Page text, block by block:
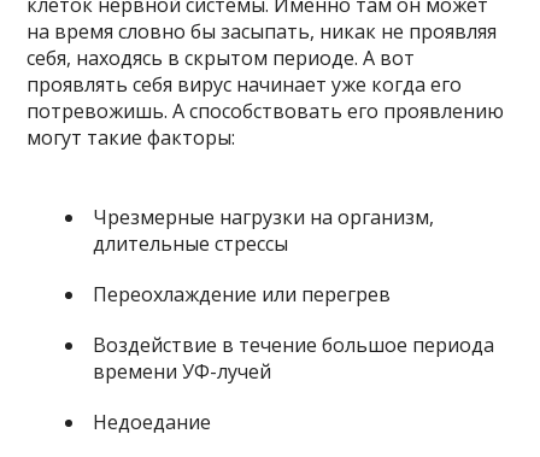
на время словно бы засыпать, никак не проявляя
себя, находясь в скрытом периоде. А вот
проявлять себя вирус начинает уже когда его
потревожишь. А способствовать его проявлению
могут такие факторы:
Чрезмерные нагрузки на организм,
длительные стрессы
Переохлаждение или перегрев
Воздействие в течение большое периода
времени УФ-лучей
Недоедание